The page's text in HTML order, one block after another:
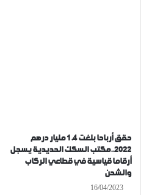
حقق أرباحا بلغت 1.4 مليار درهم
2022..مكتب السكك الحديدية يسجل
أرقاما قياسية في قطاعي الركاب
والشحن
16/04/2023